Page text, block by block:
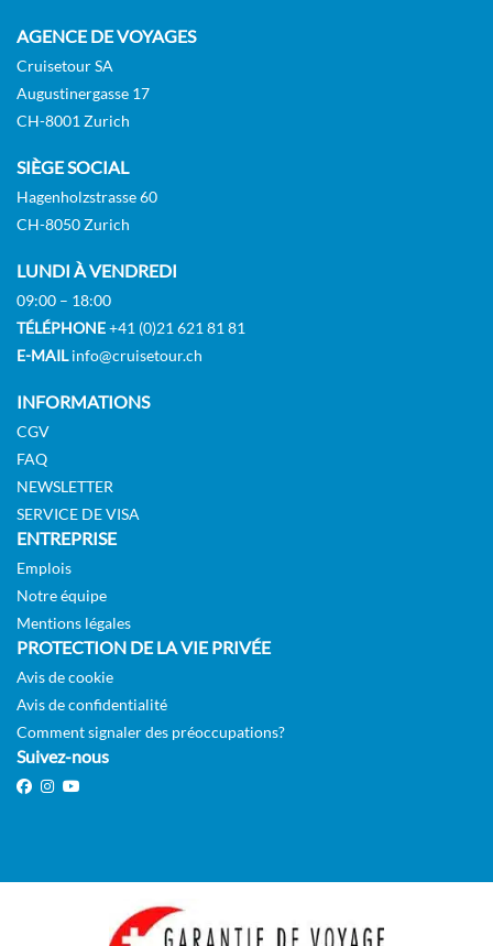
Balcon
AGENCE DE VOYAGES
Cruisetour SA
Augustinergasse 17
CH-8001 Zurich
SIÈGE SOCIAL
Hagenholzstrasse 60
CH-8050 Zurich
LUNDI À VENDREDI
09:00 – 18:00
TÉLÉPHONE+41 (0)21 621 81 81
E-MAILinfo@cruisetour.ch
INFORMATIONS
CGV
FAQ
NEWSLETTER
SERVICE DE VISA
ENTREPRISE
Emplois
Notre équipe
Mentions légales
PROTECTION DE LA VIE PRIVÉE
Avis de cookie
Avis de confidentialité
Comment signaler des préoccupations?
Suivez-nous